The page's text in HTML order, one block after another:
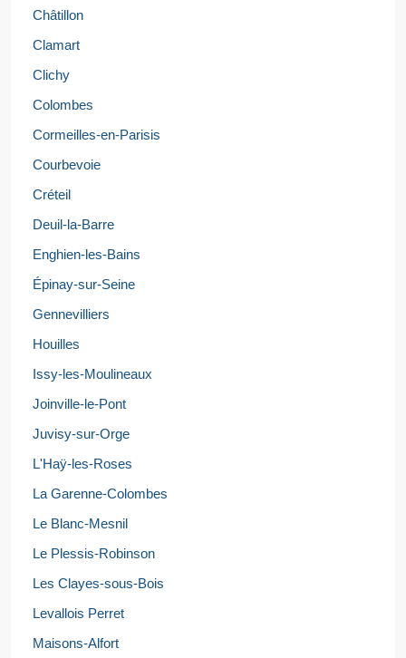
Châtillon
Clamart
Clichy
Colombes
Cormeilles-en-Parisis
Courbevoie
Créteil
Deuil-la-Barre
Enghien-les-Bains
Épinay-sur-Seine
Gennevilliers
Houilles
Issy-les-Moulineaux
Joinville-le-Pont
Juvisy-sur-Orge
L'Haÿ-les-Roses
La Garenne-Colombes
Le Blanc-Mesnil
Le Plessis-Robinson
Les Clayes-sous-Bois
Levallois Perret
Maisons-Alfort